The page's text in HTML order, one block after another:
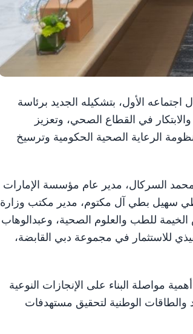
اجتماعه الأول، بتشكيله الجديد برئاسة
في القطاع الصحي، وتعزيز
الرعاية الصحية الحكومية وترسيخ
السركال، مدير عام مؤسسة الإمارات
سهيل بطي آل مكتوم، مدير مكتب وزارة
للطب والعلوم الصحية، وعبدالوهاب
للاستثمار في مجموعة دبي القابضة،
مواصلة البناء على الإنجازات النوعية
والطاقات الوطنية لتحقيق مستهدفات